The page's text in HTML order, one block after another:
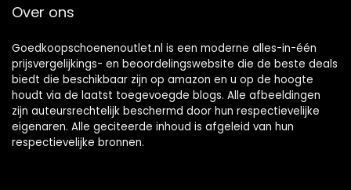
Over ons
Goedkoopschoenenoutlet.nl is een moderne alles-in-één
prijsvergelijkings- en beoordelingswebsite die de beste deals
biedt die beschikbaar zijn op amazon en u op de hoogte
houdt via de laatst toegevoegde blogs. Alle afbeeldingen
zijn auteursrechtelijk beschermd door hun respectievelijke
eigenaren. Alle geciteerde inhoud is afgeleid van hun
respectievelijke bronnen.